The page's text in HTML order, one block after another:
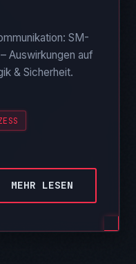
SM-
Auswirkungen auf
& Sicherheit.
MEHR LESEN